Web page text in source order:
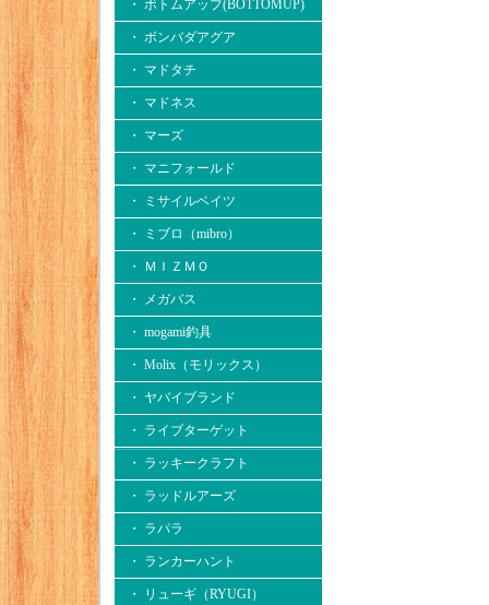
・ ボトムアップ(BOTTOMUP)
・ ボンバダアグア
・ マドタチ
・ マドネス
・ マーズ
・ マニフォールド
・ ミサイルベイツ
・ ミブロ（mibro）
・ ＭＩＺＭＯ
・ メガバス
・ mogami釣具
・ Molix（モリックス）
・ ヤバイブランド
・ ライブターゲット
・ ラッキークラフト
・ ラッドルアーズ
・ ラパラ
・ ランカーハント
・ リューギ（RYUGI）